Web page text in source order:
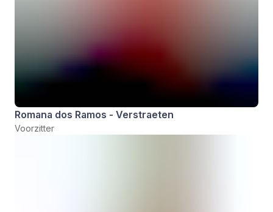
Romana dos Ramos - Verstraeten
Voorzitter